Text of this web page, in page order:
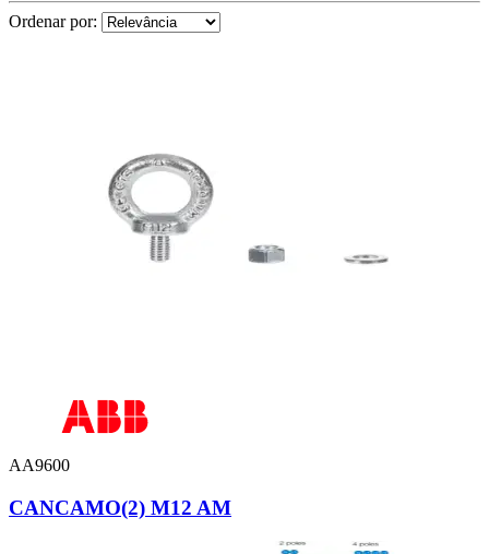
Ordenar por:
AA9600
CANCAMO(2) M12 AM